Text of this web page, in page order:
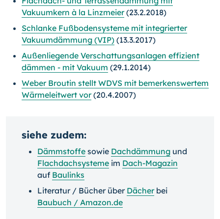
Vakuumkern à la Linzmeier(23.2.2018)
Schlanke Fußbodensysteme mit integrierter
Vakuumdämmung (VIP) (13.3.2017)
Außenliegende Verschattungsanlagen effizient
dämmen - mit Vakuum (29.1.2014)
Weber Broutin stellt WDVS mit bemerkenswertem
Wärmeleitwert vor(20.4.2007)
siehe zudem:
Dämmstoffe sowie Dachdämmung und
Flachdachsysteme im Dach-Magazin
auf Baulinks
Literatur / Bücher über Dächerbei
Baubuch / Amazon.de